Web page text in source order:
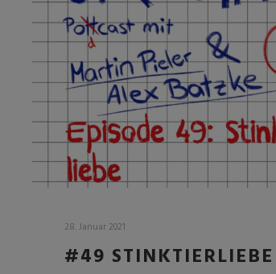
28. Januar 2021
#49 STINKTIERLIEBE